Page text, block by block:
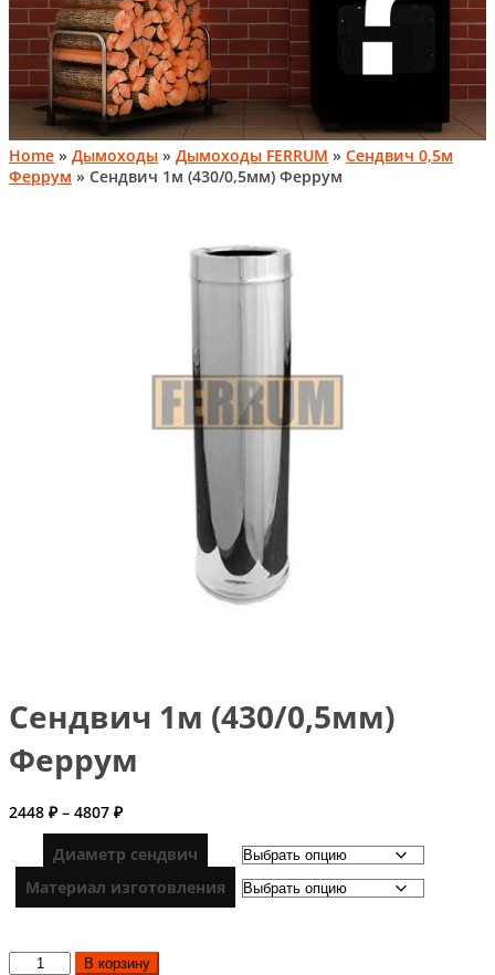
Home » Дымоходы » Дымоходы FERRUM » Сендвич 0,5м
Феррум » Сендвич 1м (430/0,5мм) Феррум
Сендвич 1м (430/0,5мм)
Феррум
2448 ₽ – 4807 ₽Диапазон
цен:
2448 ₽
4807 ₽
Диаметр сендвич
Материал изготовления
КоличествоВ корзину